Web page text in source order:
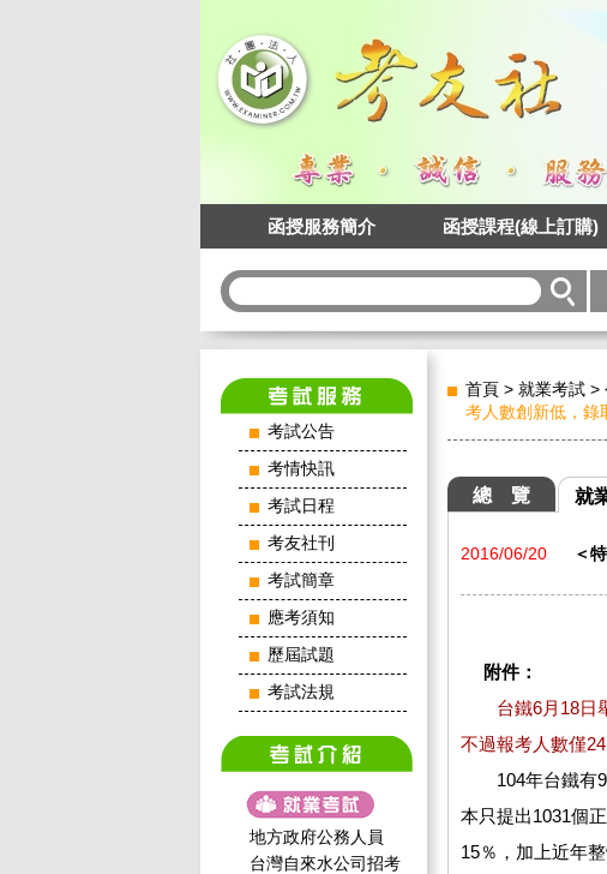
函授服務簡介 函授課程(線上訂購)
考試公告
考情快訊
考試日程
考友社刊
考試簡章
應考須知
歷屆試題
考試法規
地方政府公務人員
台灣自來水公司招考
首頁 > 就業考試 >
考人數創新低，錄
總 覽 就
2016/06/20 ＜
附件：
台鐵6月18日
不過報考人數僅
104年台鐵有
本只提出1031個
15％，加上近年